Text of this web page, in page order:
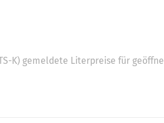
K) gemeldete Literpreise für